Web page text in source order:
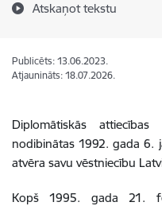
Atskaņot tekstu
Publicēts: 13.06.2023.
Atjaunināts: 18.07.2026.
Diplomātiskās
nodibinātas 1992. gada 6.
atvēra savu vēstniecību
Kopš 1995. gada 21.